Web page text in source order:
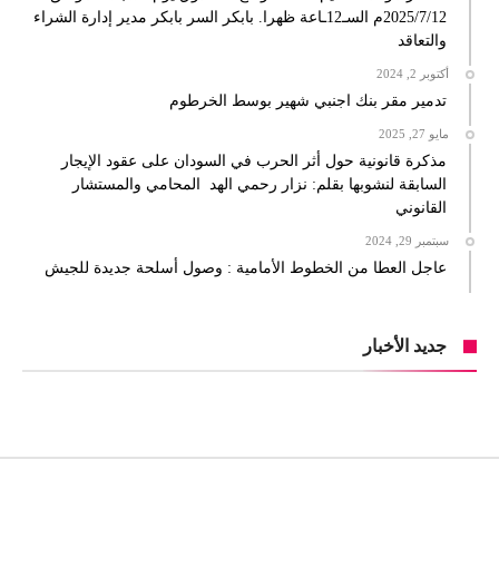
2025/7/12م السـ12ـاعة ظهرا. بابكر السر بابكر مدير إدارة الشراء
والتعاقد
أكتوبر 2, 2024
تدمير مقر بنك اجنبي شهير بوسط الخرطوم
مايو 27, 2025
مذكرة قانونية حول أثر الحرب في السودان على عقود الإيجار
السابقة لنشوبها بقلم: نزار رحمي الهد المحامي والمستشار
القانوني
سبتمبر 29, 2024
عاجل العطا من الخطوط الأمامية : وصول أسلحة جديدة للجيش
جديد الأخبار